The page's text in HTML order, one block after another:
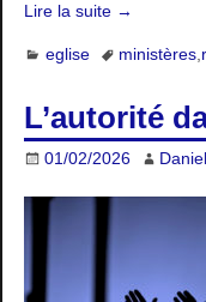
Lire la suite →
eglise ministères,
L’autorité
01/02/2026